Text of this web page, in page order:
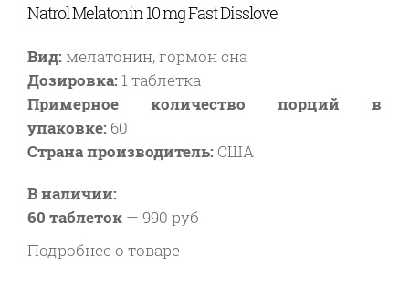
Natrol Melatonin 10 mg Fast Disslove
Вид: мелатонин, гормон сна
Дозировка: 1 таблетка
Примерное количество порций в
упаковке: 60
Страна производитель: США
В наличии:
60 таблеток — 990 руб
Подробнее о товаре